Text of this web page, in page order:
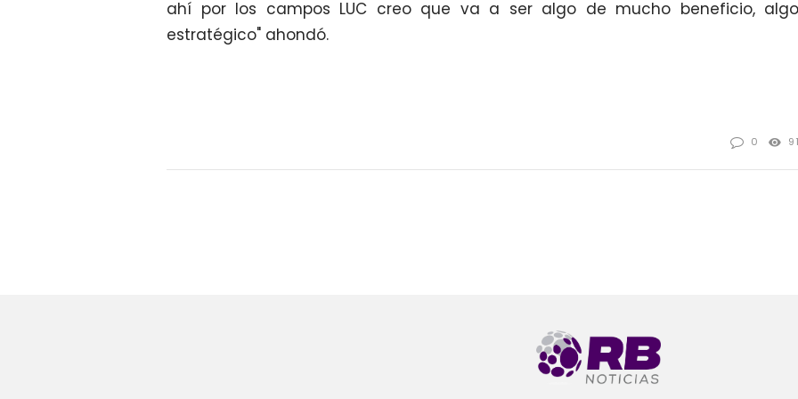
ahí por los campos LUC creo que va a ser algo de mucho beneficio, algo
estratégico" ahondó.
0 91